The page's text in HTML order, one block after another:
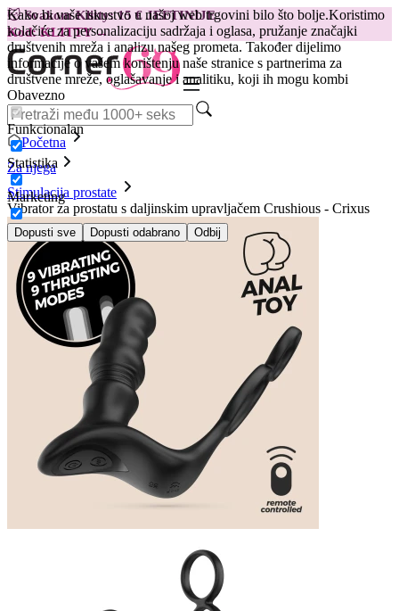
Kako bi vaše iskustvo u našoj web trgovini bilo što bolje.Koristimo
kolačiće za personalizaciju sadržaja i oglasa, pružanje značajki
društvenih mreža i analizu našeg prometa. Također dijelimo
informacije o vašem korištenju naše stranice s partnerima za
društvene mreže, oglašavanje i analitiku, koji ih mogu kombi
Obavezno
Funkcionalan
Statistika
Marketing
Dopusti sve Dopusti odabrano Odbij
😽Svakom Klitty: 15 € JEFTINIJE
Kod: KLITTY →
Početna
Za njega
Stimulacija prostate
Vibrator za prostatu s daljinskim upravljačem Crushious - Crixus